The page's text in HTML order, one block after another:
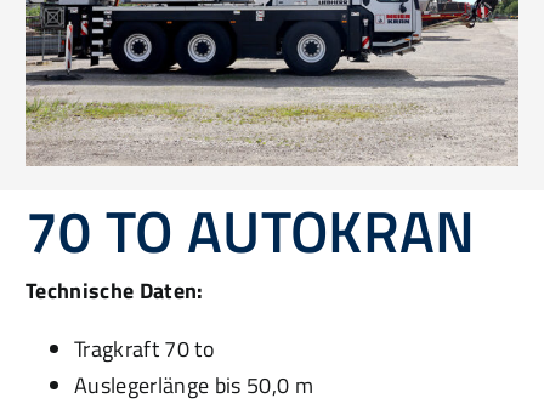
70 TO AUTOKRAN
Technische Daten:
Tragkraft 70 to
Auslegerlänge bis 50,0 m